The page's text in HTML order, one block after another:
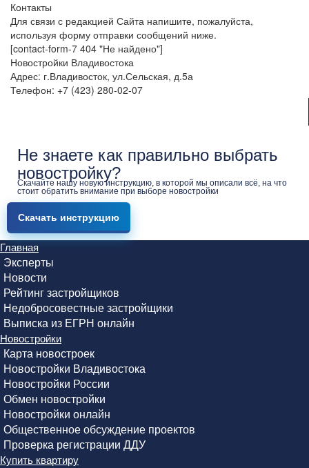
Контакты
Для связи с редакцией Сайта напишите, пожалуйста,
используя форму отправки сообщений ниже.
[contact-form-7 404 "Не найдено"]
Новостройки Владивостока
Адрес: г.Владивосток, ул.Сельская, д.5а
Телефон: +7 (423) 280-02-07
Не знаете как правильно выбрать
новостройку?
Скачайте нашу новую инструкцию, в которой мы описали всё, на что
стоит обратить внимание при выборе новостройки
Скачать инструкцию
Главная
Эксперты
Новости
Рейтинг застройщиков
Недобросовестные застройщики
Выписка из ЕГРН онлайн
Новостройки
Карта новостроек
Новостройки Владивостока
Новостройки России
Обмен новостройки
Новостройки онлайн
Общественное обсуждение проектов
Проверка регистрации ДДУ
Купить квартиру